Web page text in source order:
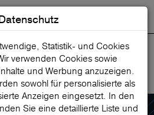
Suche starten
Statistik- und Cookies
verwenden Cookies sowie
und Werbung anzuzeigen.
sowohl für personalisierte als
Anzeigen eingesetzt. In den
Sie eine detaillierte Liste und